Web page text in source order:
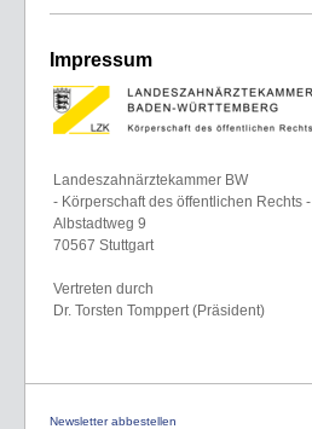
Impressum
Landeszahnärztekammer BW
- Körperschaft des öffentlichen Rechts -
Albstadtweg 9
70567 Stuttgart
Vertreten durch
Dr. Torsten Tomppert (Präsident)
Newsletter abbestellen